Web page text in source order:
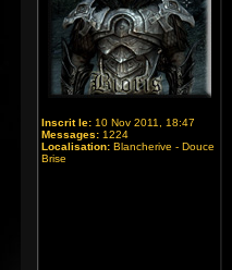
Inscrit le: 10 Nov 2011, 18:47
Messages: 1224
Localisation: Blancherive - Douce
Brise